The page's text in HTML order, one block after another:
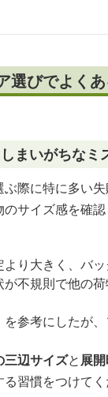
選びでよく
まいがちなミ
ぶ際に特に多い
のサイズ感を確
り大きく、バ
不規則で他の
参考にしたが
三辺サイズと展
習慣をつけてく